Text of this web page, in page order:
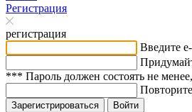
Регистрация
регистрация
Введите
*** Пароль должен состоять не
Зарегистрироваться Войти